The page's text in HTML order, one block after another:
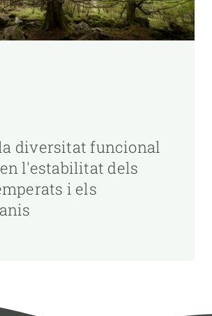
diversitat funcional
l'estabilitat dels
i els